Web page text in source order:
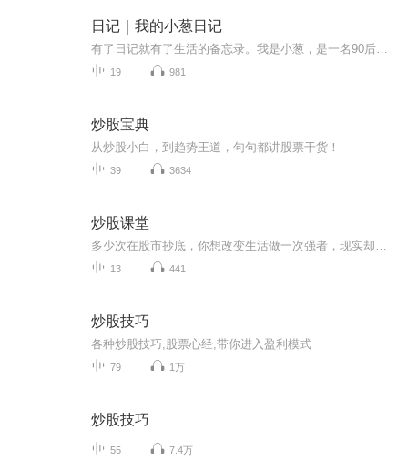
日记｜我的小葱日记
19 981
炒股宝典
从炒股小白，到趋势王道，句句都讲股票干货！
39 3634
炒股课堂
13 441
炒股技巧
各种炒股技巧,股票心经,带你进入盈利模式
79 1万
炒股技巧
55 7.4万